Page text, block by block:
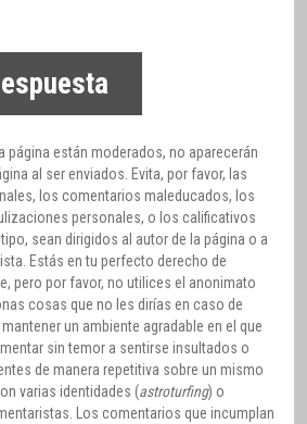
página están moderados, no aparecerán
al ser enviados. Evita, por favor, las
los comentarios maleducados, los
personales, o los calificativos
sean dirigidos al autor de la página o a
Estás en tu perfecto derecho de
pero por favor, no utilices el anonimato
cosas que no les dirías en caso de
un ambiente agradable en el que
sin temor a sentirse insultados o
de manera repetitiva sobre un mismo
varias identidades (astroturfing) o
Los comentarios que incumplan